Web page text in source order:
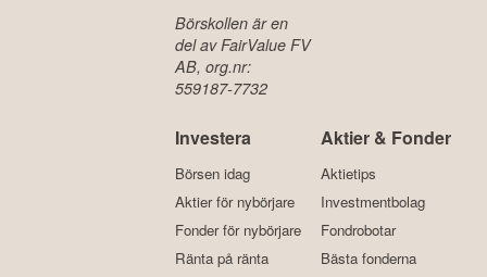
Börskollen är en
del av FairValue FV
AB, org.nr:
559187-7732
Investera
Börsen idag
Aktier för nybörjare
Fonder för nybörjare
Ränta på ränta
Aktier & Fonder
Aktietips
Investmentbolag
Fondrobotar
Bästa fonderna